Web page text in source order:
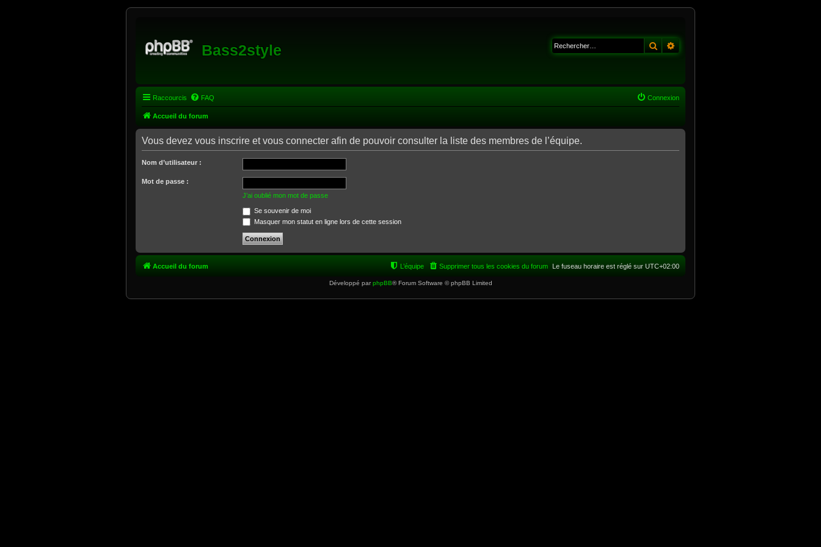
Bass2style Rechercher
Raccourcis FAQ Connexion
Accueil du forum
Vous devez vous inscrire et vous connecter afin de pouvoir consulter la liste des membres de l’équipe.
Nom d’utilisateur :
Mot de passe :
J’ai oublié mon mot de passe
Se souvenir de moi
Masquer mon statut en ligne lors de cette session
Accueil du forum Le fuseau horaire est réglé sur UTC+02:00
Supprimer tous les cookies du forum
L’équipe
Développé parphpBB® Forum Software © phpBB Limited